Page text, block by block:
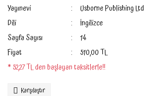
Yayınevi
Usborne Publishing Ltd
Dili
İngilizce
Sayfa Sayısı
14
Fiyat
510,00 TL
* 52,27 TL den başlayan taksitlerle!!
Karşılaştır